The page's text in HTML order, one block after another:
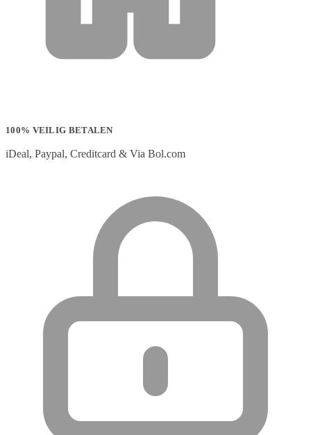
100% VEILIG BETALEN
iDeal, Paypal, Creditcard & Via Bol.com